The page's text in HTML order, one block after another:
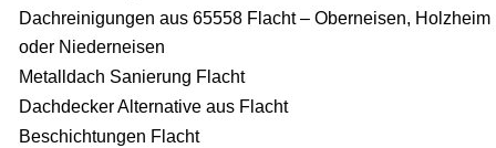
Dachreinigungen aus 65558 Flacht – Oberneisen, Holzheim
oder Niederneisen
Metalldach Sanierung Flacht
Dachdecker Alternative aus Flacht
Beschichtungen Flacht